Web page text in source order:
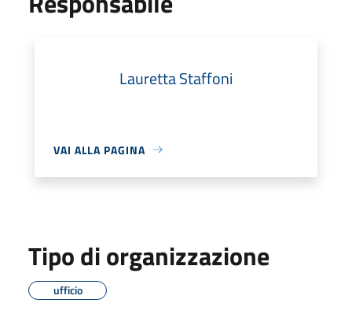
Lauretta Staffoni
VAI ALLA PAGINA
Tipo di organizzazione
ufficio